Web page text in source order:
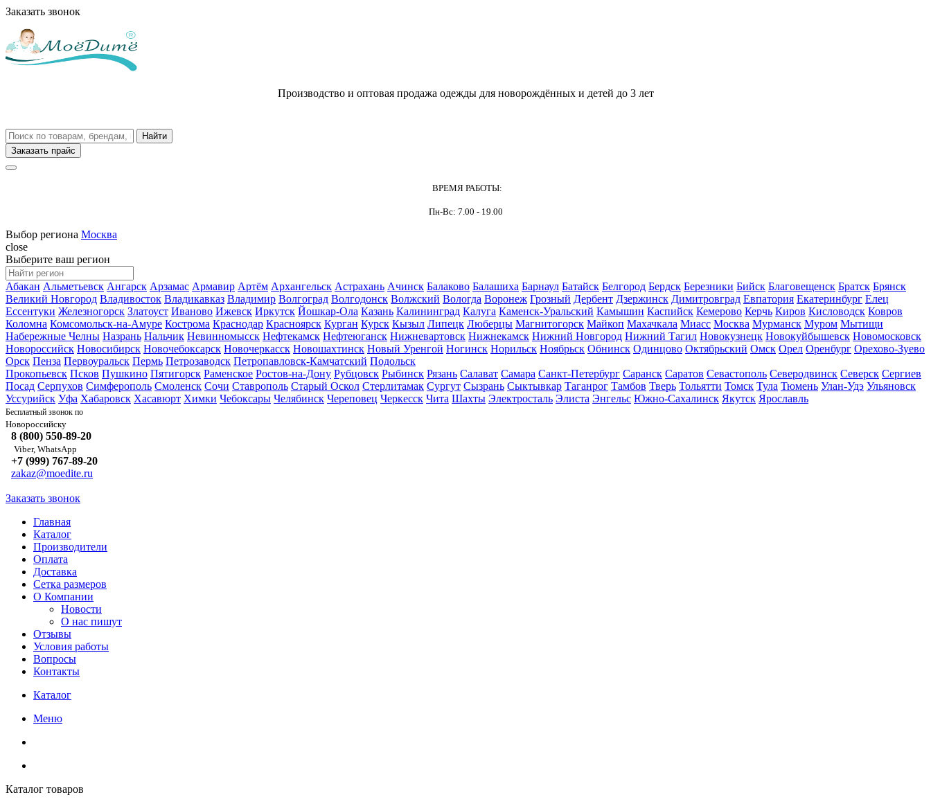
Заказать звонок
Производство и оптовая продажа одежды для новорождённых и детей до 3 лет
Заказать прайс
ВРЕМЯ РАБОТЫ:
Пн-Вс: 7.00 - 19.00
Выбор региона Москва
close
Выберите ваш регион
Абакан Альметьевск Ангарск Арзамас Армавир Артём Архангельск Астрахань Ачинск Балаково Балашиха Барнаул Батайск Белгород Бердск Березники Бийск Благовещенск Братск Брянск
Великий Новгород Владивосток Владикавказ Владимир Волгоград Волгодонск Волжский Вологда Воронеж Грозный Дербент Дзержинск Димитровград Евпатория Екатеринбург Елец
Ессентуки Железногорск Златоуст Иваново Ижевск Иркутск Йошкар-Ола Казань Калининград Калуга Каменск-Уральский Камышин Каспийск Кемерово Керчь Киров Кисловодск Ковров
Коломна Комсомольск-на-Амуре Кострома Краснодар Красноярск Курган Курск Кызыл Липецк Люберцы Магнитогорск Майкоп Махачкала Миасс Москва Мурманск Муром Мытищи
Набережные Челны Назрань Нальчик Невинномысск Нефтекамск Нефтеюганск Нижневартовск Нижнекамск Нижний Новгород Нижний Тагил Новокузнецк Новокуйбышевск Новомосковск
Новороссийск Новосибирск Новочебоксарск Новочеркасск Новошахтинск Новый Уренгой Ногинск Норильск Ноябрьск Обнинск Одинцово Октябрьский Омск Орел Оренбург Орехово-Зуево
Орск Пенза Первоуральск Пермь Петрозаводск Петропавловск-Камчатский Подольск
Прокопьевск Псков Пушкино Пятигорск Раменское Ростов-на-Дону Рубцовск Рыбинск Рязань Салават Самара Санкт-Петербург Саранск Саратов Севастополь Северодвинск Северск Сергиев
Посад Серпухов Симферополь Смоленск Сочи Ставрополь Старый Оскол Стерлитамак Сургут Сызрань Сыктывкар Таганрог Тамбов Тверь Тольятти Томск Тула Тюмень Улан-Удэ Ульяновск
Уссурийск Уфа Хабаровск Хасавюрт Химки Чебоксары Челябинск Череповец Черкесск Чита Шахты Электросталь Элиста Энгельс Южно-Сахалинск Якутск Ярославль
Бесплатный звонок по
Новороссийску
8 (800) 550-89-20
Viber, WhatsApp
+7 (999) 767-89-20
zakaz@moedite.ru
Заказать звонок
Главная
Каталог
Производители
Оплата
Доставка
Сетка размеров
О Компании
Новости
О нас пишут
Отзывы
Условия работы
Вопросы
Контакты
Каталог
Меню
Каталог товаров